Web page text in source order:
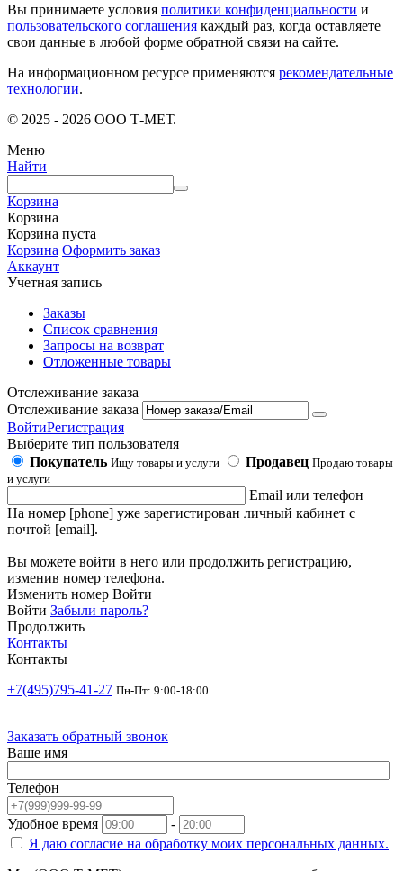
Вы принимаете условия политики конфиденциальности и
пользовательского соглашения каждый раз, когда оставляете
свои данные в любой форме обратной связи на сайте.
На информационном ресурсе применяются рекомендательные
технологии.
© 2025 - 2026 ООО Т-МЕТ.
Меню
Найти
Корзина
Корзина
Корзина пуста
Корзина Оформить заказ
Аккаунт
Учетная запись
Заказы
Список сравнения
Запросы на возврат
Отложенные товары
Отслеживание заказа
Отслеживание заказа
ВойтиРегистрация
Выберите тип пользователя
Покупатель Ищу товары и услуги Продавец Продаю товары
и услуги
Email или телефон
На номер [phone] уже зарегистирован личный кабинет с
почтой [email].
Вы можете войти в него или продолжить регистрацию,
изменив номер телефона.
Изменить номер Войти
Войти Забыли пароль?
Продолжить
Контакты
Контакты
+7(495)795-41-27 Пн-Пт: 9:00-18:00
Заказать обратный звонок
Ваше имя
Телефон
Удобное время
-
Я даю согласие на обработку моих персональных данных.